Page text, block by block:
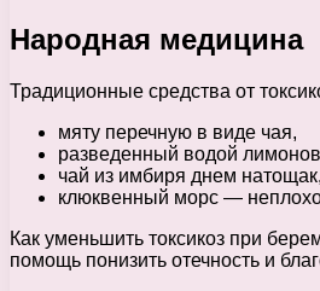
Народная медицина
Традиционные средства от
мяту перечную в виде чая,
разведенный водой
чай из имбиря днем натощак,
клюквенный морс —
Как уменьшить токсикоз при
помощь понизить отечность и